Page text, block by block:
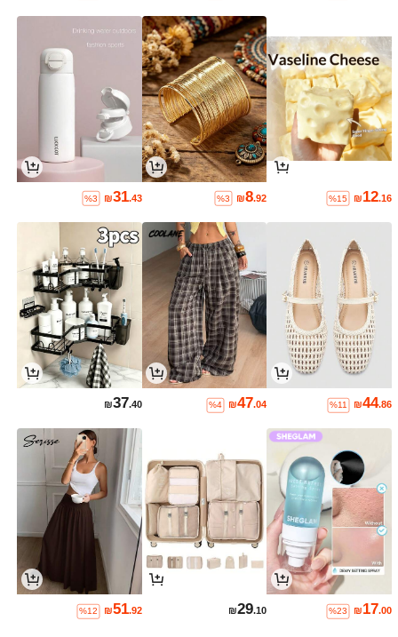
₪12.16
%15
₪8.92
%3
₪31.43
%3
₪44.86
%11
₪47.04
%4
₪37.40
₪17.00
%23
₪29.10
₪51.92
%12